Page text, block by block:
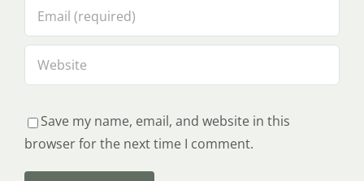
Save my name, email, and website in this
browser for the next time I comment.